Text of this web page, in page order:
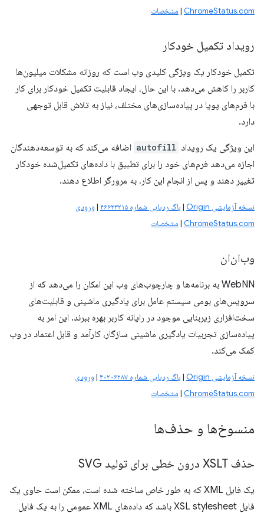
ChromeStatus.com
| مشخصات
رویداد تکمیل خودکار
تکمیل خودکار یک ویژگی کلیدی وب است که روزانه مشکلات میلیون‌ها
کاربر را کاهش می‌دهد. با این حال، ایجاد قابلیت تکمیل خودکار برای کار
با فرم‌های پویا در پیاده‌سازی‌های مختلف، نیاز به تلاش قابل توجهی
دارد.
این ویژگی یک رویداد autofill اضافه می‌کند که به توسعه‌دهندگان
اجازه می‌دهد فرم‌های خود را برای تطبیق با داده‌های تکمیل‌شده خودکار
تغییر دهند و پس از انجام این کار، به مرورگر اطلاع دهند.
نسخه آزمایشی Origin | باگ ردیابی شماره ۴۶۶۳۳۲۱۵ |ورودی
ChromeStatus.com
| مشخصات
وب‌ان‌ان
WebNN به برنامه‌ها و چارچوب‌های وب این امکان را می‌دهد که از
سرویس‌های بومی سیستم عامل برای یادگیری ماشینی و قابلیت‌های
سخت‌افزاری زیربنایی موجود در رایانه کاربر بهره ببرند. این امر به
پیاده‌سازی تجربیات یادگیری ماشینی سازگار، کارآمد و قابل اعتماد در وب
کمک می‌کند.
نسخه آزمایشی Origin | باگ ردیابی شماره ۴۰۲۰۶۲۸۷ |ورودی
ChromeStatus.com
| مشخصات
منسوخ‌ها و حذف‌ها
حذف XSLT درون خطی برای تولید SVG
یک فایل XML که به طور خاص ساخته شده است، ممکن است حاوی یک
فایل XSL stylesheet باشد که داده‌های XML عمومی را به یک فایل